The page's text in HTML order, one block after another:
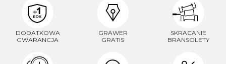
DODATKOWA
GWARANCJA
GRAWER
GRATIS
SKRACANIE
BRANSOLETY